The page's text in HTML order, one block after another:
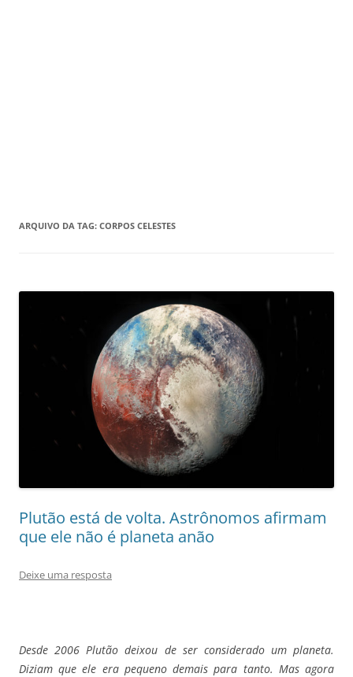
ARQUIVO DA TAG: CORPOS CELESTES
Plutão está de volta. Astrônomos afirmam
que ele não é planeta anão
Deixe uma resposta
Desde 2006 Plutão deixou de ser considerado um planeta.
Diziam que ele era pequeno demais para tanto. Mas agora